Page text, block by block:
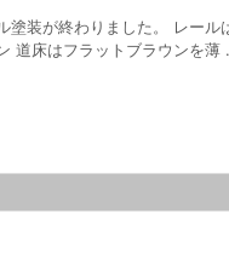
塗装が終わりました。 レール
道床はフラットブラウンを薄